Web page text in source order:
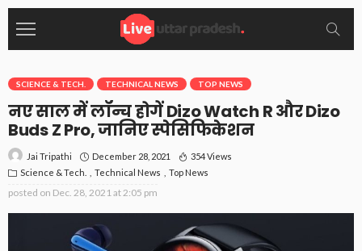
SCIENCE & TECH. TECHNICAL NEWS TOP NEWS
नए साल में लॉन्च होगें Dizo Watch R और Dizo
Buds Z Pro, जानिए स्पेसिफिकेशन
Jai Tripathi December 28, 2021
354 Views
Science & Tech.
Technical News Top News
posted on Dec. 28, 2021 at 2:05 pm